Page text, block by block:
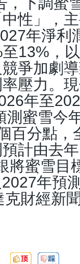
性」，
年淨利
13%，
爭加劇
壓力。
年至
測蜜雪今
百分點，
計由去
將蜜雪目
年預
財經新
頂:
踩: